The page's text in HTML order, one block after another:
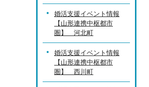
婚活支援イベント情報
【山形連携中枢都市
圏】 河北町
婚活支援イベント情報
【山形連携中枢都市
圏】 西川町